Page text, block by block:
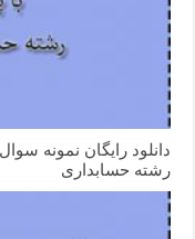
رشته حسابداری